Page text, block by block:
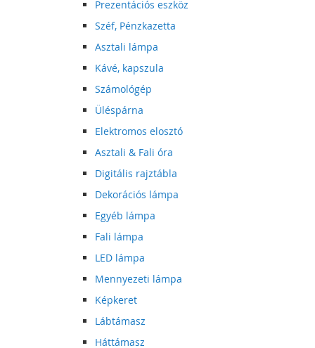
Prezentációs eszköz
Széf, Pénzkazetta
Asztali lámpa
Kávé, kapszula
Számológép
Üléspárna
Elektromos elosztó
Asztali & Fali óra
Digitális rajztábla
Dekorációs lámpa
Egyéb lámpa
Fali lámpa
LED lámpa
Mennyezeti lámpa
Képkeret
Lábtámasz
Háttámasz